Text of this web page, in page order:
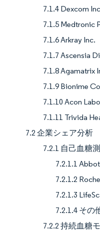
7.1.4 Dexcom
7.1.5 Medtronic
7.1.6 Arkray Inc.
7.1.7 Ascensia
7.1.8 Agamatrix
7.1.9 Bionime
7.1.10 Acon
7.1.11 Trivida
7.2 企業シェア分析
7.2.1 自己血糖
7.2.1.1
7.2.1.2
7.2.1.3
7.2.1.4 その
7.2.2 持続血糖